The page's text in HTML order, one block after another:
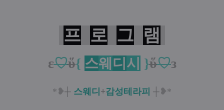
프 로 그 램
ε♡ὕ{ 스웨 디 시 }ὕ♡з
*❥┼ 스웨디 +감성테라피 ┼❥*